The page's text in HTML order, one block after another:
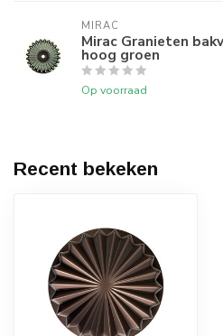
MIRAC
Mirac Granieten
hoog groen
Op voorraad
Recent bekeken